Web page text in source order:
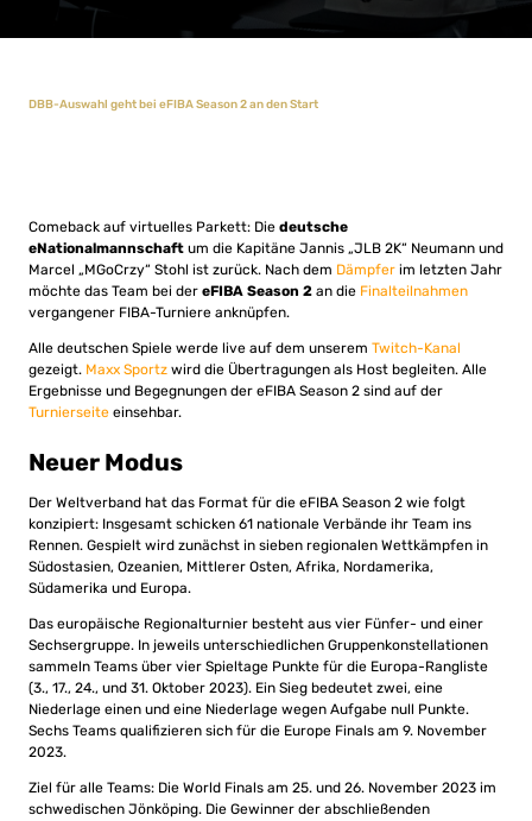
DBB-Auswahl geht bei eFIBA Season 2 an den Start
Comeback auf virtuelles Parkett: Die deutsche
eNationalmannschaft um die Kapitäne Jannis „JLB 2K“ Neumann und
Marcel „MGoCrzy“ Stohl ist zurück. Nach dem Dämpfer im letzten Jahr
möchte das Team bei der eFIBA Season 2 an die Finalteilnahmen
vergangener FIBA-Turniere anknüpfen.
Alle deutschen Spiele werde live auf dem unserem Twitch-Kanal
gezeigt. Maxx Sportz wird die Übertragungen als Host begleiten. Alle
Ergebnisse und Begegnungen der eFIBA Season 2 sind auf der
Turnierseite einsehbar.
Neuer Modus
Der Weltverband hat das Format für die eFIBA Season 2 wie folgt
konzipiert: Insgesamt schicken 61 nationale Verbände ihr Team ins
Rennen. Gespielt wird zunächst in sieben regionalen Wettkämpfen in
Südostasien, Ozeanien, Mittlerer Osten, Afrika, Nordamerika,
Südamerika und Europa.
Das europäische Regionalturnier besteht aus vier Fünfer- und einer
Sechsergruppe. In jeweils unterschiedlichen Gruppenkonstellationen
sammeln Teams über vier Spieltage Punkte für die Europa-Rangliste
(3., 17., 24., und 31. Oktober 2023). Ein Sieg bedeutet zwei, eine
Niederlage einen und eine Niederlage wegen Aufgabe null Punkte.
Sechs Teams qualifizieren sich für die Europe Finals am 9. November
2023.
Ziel für alle Teams: Die World Finals am 25. und 26. November 2023 im
schwedischen Jönköping. Die Gewinner der abschließenden